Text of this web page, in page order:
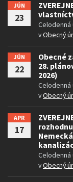
JÚN
23
Celodenná
vObecný
JÚN
22
Obecné
28.
2026)
Celodenná
vObecný
APR
17
Celodenná
vObecný